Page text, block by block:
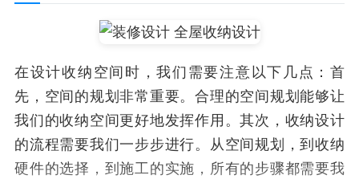
在设计收纳空间时，我们需要注意以下几点：首
先，空间的规划非常重要。合理的空间规划能够让
我们的收纳空间更好地发挥作用。其次，收纳设计
的流程需要我们一步步进行。从空间规划，到收纳
硬件的选择，到施工的实施，所有的步骤都需要我